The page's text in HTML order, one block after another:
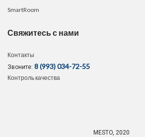
SmartRoom
Свяжитесь с нами
Контакты
Звоните: 8 (993) 034-72-55
Контроль качества
MESTO, 2020